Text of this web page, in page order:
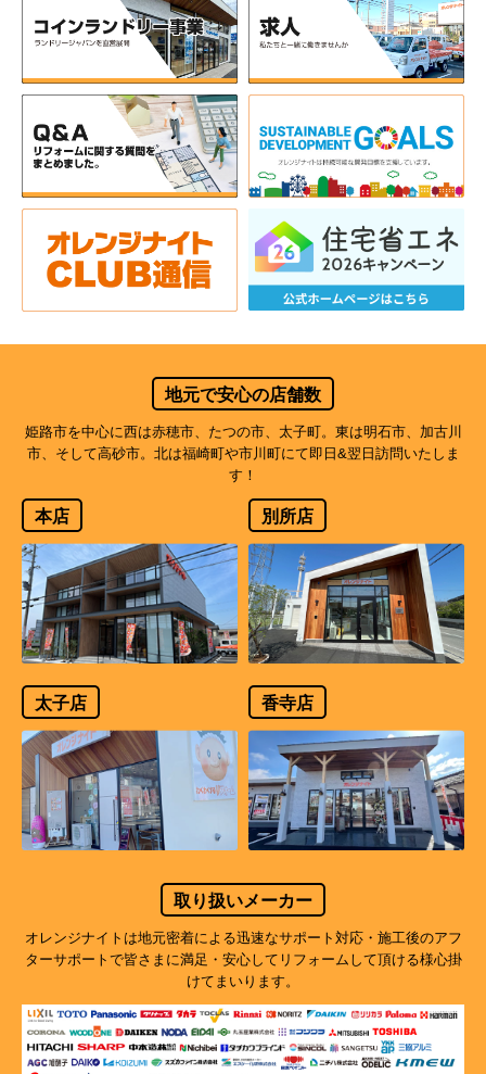
地元で安心の店舗数
姫路市を中心に西は赤穂市、たつの市、太子町。東は明石市、加古川
市、そして高砂市。北は福崎町や市川町にて即日&翌日訪問いたしま
す！
本店 別所店
太子店 香寺店
取り扱いメーカー
オレンジナイトは地元密着による迅速なサポート対応・施工後のアフ
ターサポートで皆さまに満足・安心してリフォームして頂ける様心掛
けてまいります。